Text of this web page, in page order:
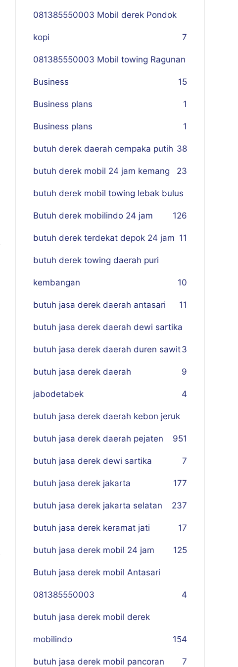
081385550003 Mobil derek Pondok
kopi 7
081385550003 Mobil towing Ragunan
5
Business 1
Business plans 1
Business plans 1
butuh derek daerah cempaka putih 38
butuh derek mobil 24 jam kemang 23
butuh derek mobil towing lebak bulus
26
Butuh derek mobilindo 24 jam 1
butuh derek terdekat depok 24 jam 11
butuh derek towing daerah puri
kembangan 10
butuh jasa derek daerah antasari 11
butuh jasa derek daerah dewi sartika
3
butuh jasa derek daerah duren sawit
9
butuh jasa derek daerah
jabodetabek 4
butuh jasa derek daerah kebon jeruk
51
butuh jasa derek daerah pejaten 9
butuh jasa derek dewi sartika 7
butuh jasa derek jakarta 177
butuh jasa derek jakarta selatan 237
butuh jasa derek keramat jati 17
butuh jasa derek mobil 24 jam 125
Butuh jasa derek mobil Antasari
081385550003 4
butuh jasa derek mobil derek
mobilindo 154
butuh jasa derek mobil pancoran 7